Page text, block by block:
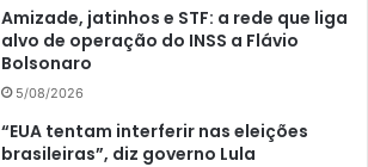
Amizade, jatinhos e STF: a rede que liga
alvo de operação do INSS a Flávio
Bolsonaro
5/08/2026
“EUA tentam interferir nas eleições
brasileiras”, diz governo Lula